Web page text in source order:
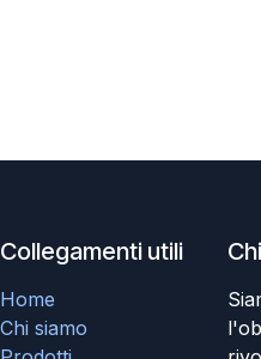
Collegamenti utili
Home
Chi siamo